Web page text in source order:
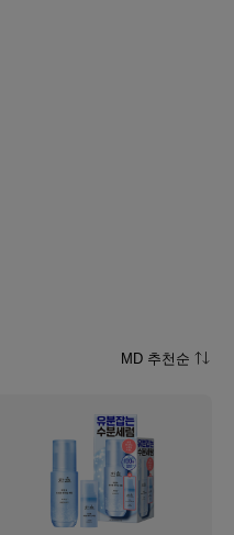
MD 추천순